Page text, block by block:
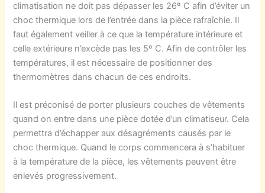
climatisation ne doit pas dépasser les 26º C afin d’éviter un
choc thermique lors de l’entrée dans la pièce rafraîchie. Il
faut également veiller à ce que la température intérieure et
celle extérieure n’excède pas les 5º C. Afin de contrôler les
températures, il est nécessaire de positionner des
thermomètres dans chacun de ces endroits.
Il est préconisé de porter plusieurs couches de vêtements
quand on entre dans une pièce dotée d’un climatiseur. Cela
permettra d’échapper aux désagréments causés par le
choc thermique. Quand le corps commencera à s’habituer
à la température de la pièce, les vêtements peuvent être
enlevés progressivement.